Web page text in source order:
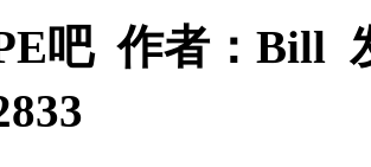
吧作者： Bill